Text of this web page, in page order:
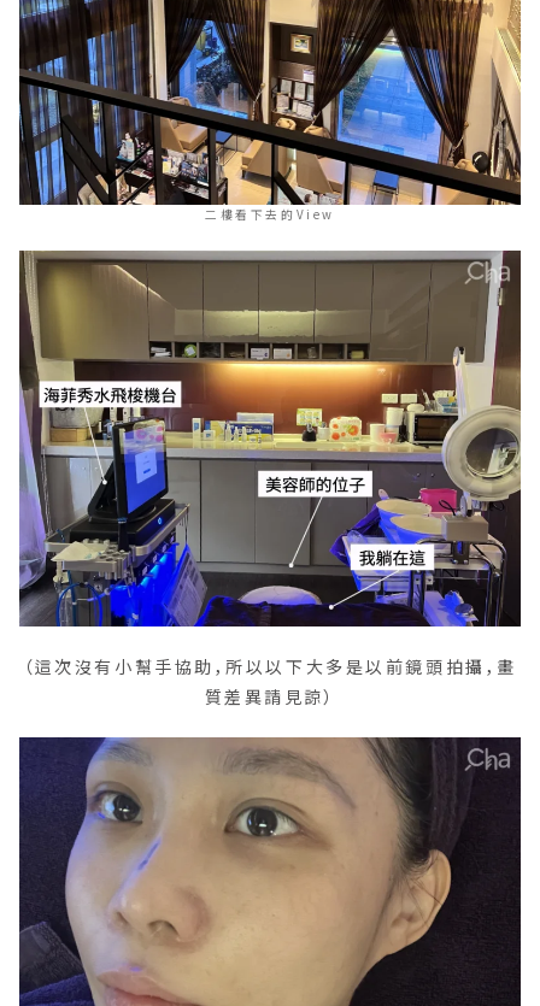
二樓看下去的View
（這次沒有小幫手協助，所以以下大多是以前鏡頭拍攝，畫
質差異請見諒）